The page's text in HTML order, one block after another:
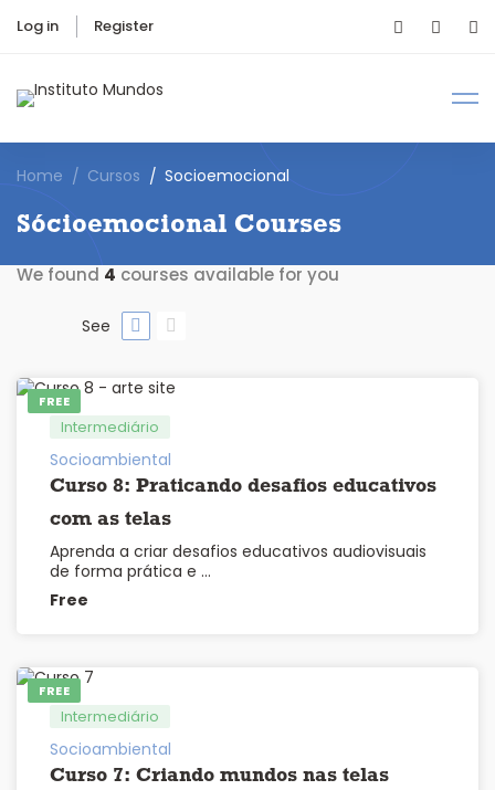
Log in Register
Home Cursos Socioemocional
Sócioemocional Courses
We found 4 courses available for you
See
FREE
Intermediário
Socioambiental
Curso 8: Praticando desafios educativos
com as telas
Aprenda a criar desafios educativos audiovisuais
de forma prática e …
Free
FREE
Intermediário
Socioambiental
Curso 7: Criando mundos nas telas